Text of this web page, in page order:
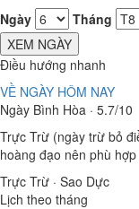
Ngày
Tháng
XEM NGÀY
Điều hướng nhanh
VỀ NGÀY HÔM NAY
Ngày Bình Hòa · 5.7/10
Trực Trừ (ngày trừ bỏ
hoàng đạo nên phù
Trực Trừ · Sao Dực
Lịch theo tháng